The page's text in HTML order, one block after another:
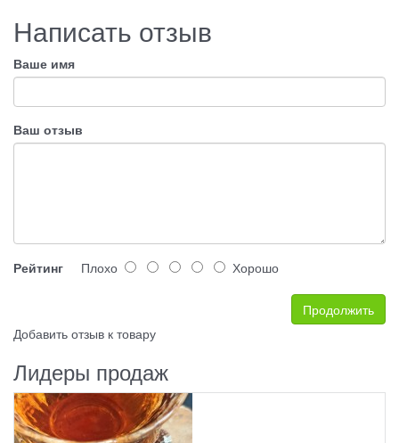
Написать отзыв
Ваше имя
Ваш отзыв
Рейтинг Плохо Хорошо
Продолжить
Добавить отзыв к товару
Лидеры продаж